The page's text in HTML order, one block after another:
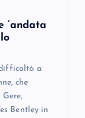
‘andata
a
che
Bentley in